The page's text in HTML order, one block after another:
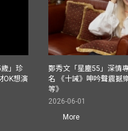
」珍
OK想演
鄭秀文「星塵55」深情
名 《十誡》呻吟聲震撼
等》
2026-06-01
More